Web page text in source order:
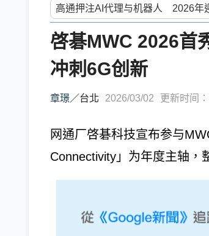
啓碁MWC 2026
冲刺6G创新
章璟／台北 2026/03/02 更新时间
网通厂啓碁科技宣布参与
Connectivity」为年度主轴，